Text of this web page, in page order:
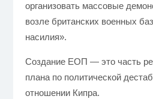
организовать массовые
возле британских военных
насилия».
Создание ЕОП — это часть
плана по политической
отношении Кипра.